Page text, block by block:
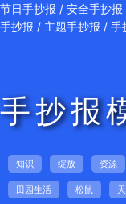
节日手抄报 / 安全手抄报
手抄报 / 主题手抄报 / 手
手抄报
知识 绽放 资源
田园生活 松鼠